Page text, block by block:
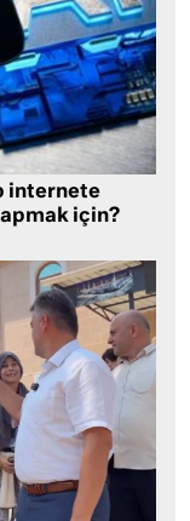
internete
için?